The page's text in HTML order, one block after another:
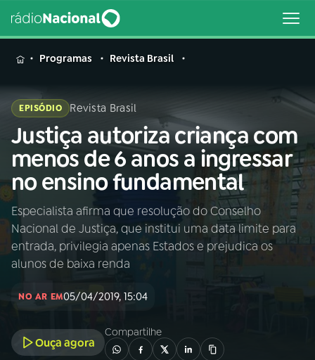
MENU
Buscar
na
Rádio
Nacional
Buscar
AO VIVO
01INÍCIO
02A RÁDIO
03PROGRAMAÇÃO
Programas Revista Brasil
EPISÓDIO Revista Brasil
Justiça autoriza criança com
menos de 6 anos a ingressar
no ensino fundamental
Especialista afirma que resolução do Conselho
Nacional de Justiça, que institui uma data limite para
entrada, privilegia apenas Estados e prejudica os
alunos de baixa renda
NO AR EM05/04/2019, 15:04
Ouça agora
Compartilhe